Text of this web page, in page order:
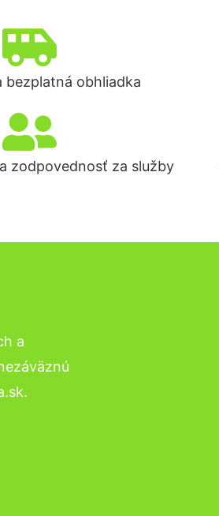
bezplatná obhliadka
zodpovednosť za služby
a